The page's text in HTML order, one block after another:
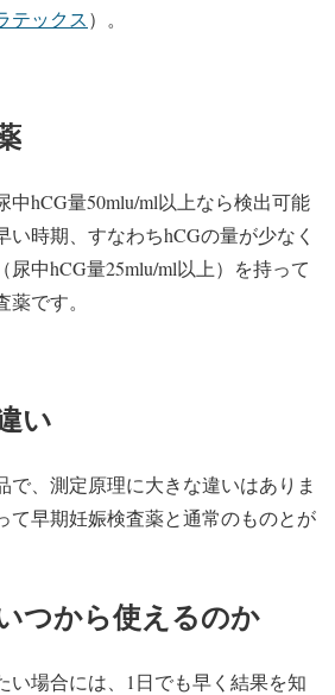
テックス）。
中hCG量50mlu/ml以上なら検出可能
い時期、すなわちhCGの量が少なく
尿中hCG量25mlu/ml以上）を持って
です。
い
で、測定原理に大きな違いはありま
て早期妊娠検査薬と通常のものとが
つから使えるのか
い場合には、1日でも早く結果を知